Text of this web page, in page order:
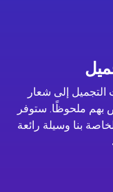
التجميل إلى شعار
بهم ملحوظًا. ستوفر
بنا وسيلة رائعة